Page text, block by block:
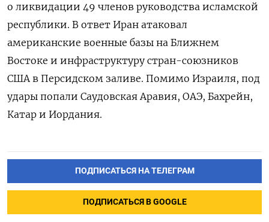
о ликвидации 49 членов руководства исламской
республики. В ответ Иран атаковал
американские военные базы на Ближнем
Востоке и инфраструктуру стран-союзников
США в Персидском заливе. Помимо Израиля, под
удары попали Саудовская Аравия, ОАЭ, Бахрейн,
Катар и Иордания.
ПОДПИСАТЬСЯ НА ТЕЛЕГРАМ
ПОДПИСАТЬСЯ В GOOGLE